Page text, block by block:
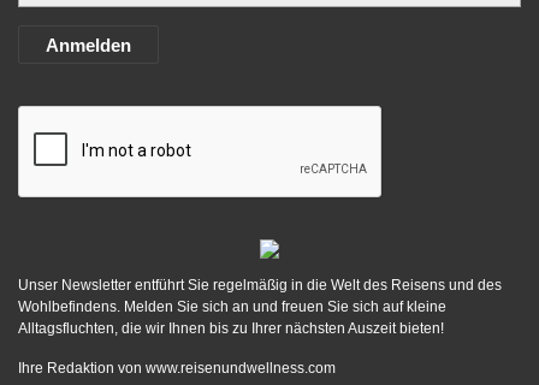
Anmelden
Unser Newsletter entführt Sie regelmäßig in die Welt des Reisens und des
Wohlbefindens. Melden Sie sich an und freuen Sie sich auf kleine
Alltagsfluchten, die wir Ihnen bis zu Ihrer nächsten Auszeit bieten!
Ihre Redaktion von www.reisenundwellness.com